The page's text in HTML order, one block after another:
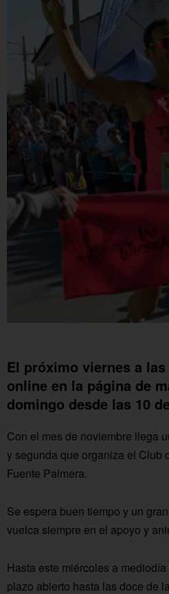
El próximo viernes a
online en la página de
domingo desde las 10
Con el mes de noviembre llega
y segunda que organiza el Club
Fuente Palmera.
Se espera buen tiempo y un
vuelca siempre en el apoyo y
Hasta este miércoles a
plazo abierto hasta las doce de